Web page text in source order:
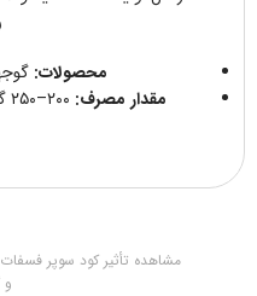
محصولات:
مقدار مصرف:
مشاهده تأثیر کود سوپر
و